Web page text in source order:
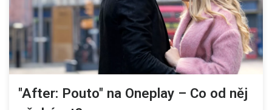
"After: Pouto" na Oneplay – Co od něj